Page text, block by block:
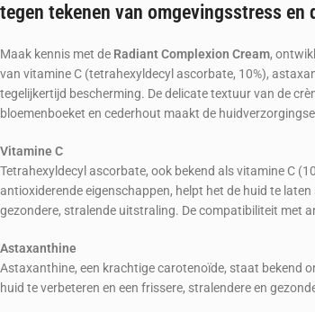
tegen tekenen van omgevingsstress en
Maak kennis met de Radiant Complexion Cream,
van vitamine C (tetrahexyldecyl ascorbate, 10%),
tegelijkertijd bescherming. De delicate textuur van de
bloemenboeket en cederhout maakt de
Vitamine C
Tetrahexyldecyl ascorbate, ook bekend als vitamine C
antioxiderende eigenschappen, helpt het de huid te
gezondere, stralende uitstraling. De compatibiliteit met
Astaxanthine
Astaxanthine, een krachtige carotenoïde, staat bekend
huid te verbeteren en een frissere, stralendere en